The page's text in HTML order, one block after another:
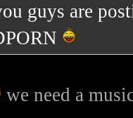
guys are
we need a